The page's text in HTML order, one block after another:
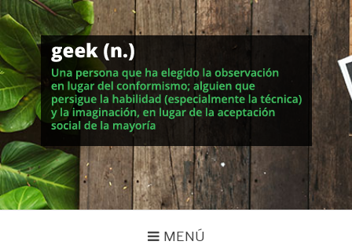
Saltar
al
contenido
MUNDO GEEK
Vida inteligente en la geekosfera
MENÚ